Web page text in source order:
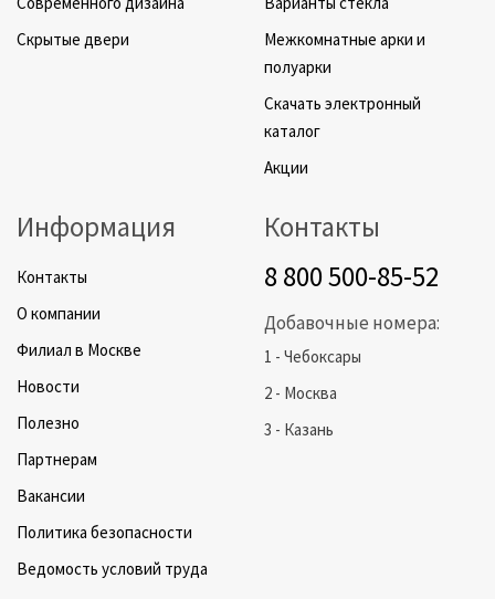
Скрытые двери
Межкомнатные арки и
полуарки
Скачать электронный
каталог
Акции
Информация
Контакты
О компании
Филиал в Москве
Новости
Полезно
Партнерам
Вакансии
Политика безопасности
Ведомость условий труда
Контакты
8 800 500-85-52
Добавочные номера:
1 - Чебоксары
2 - Москва
3 - Казань